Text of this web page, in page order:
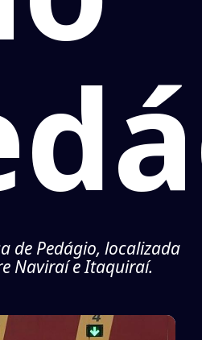
de Pedágio, localizada
Naviraí e Itaquiraí.